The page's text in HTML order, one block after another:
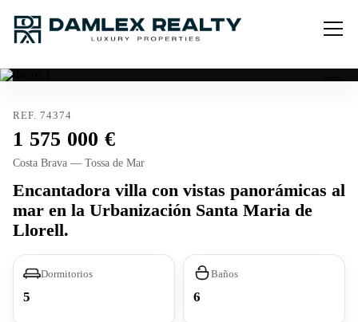
REF. 74374
1 575 000
Costa Brava — Tossa de Mar
Encantadora villa con vistas panorámicas al
mar en la Urbanización Santa Maria de
Llorell.
Dormitorios
5
Baños
6